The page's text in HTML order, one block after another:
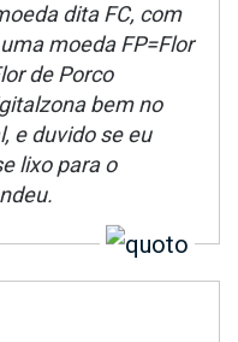
dita FC, com
moeda FP=Flor
de Porco
bem no
e duvido se eu
lixo para o